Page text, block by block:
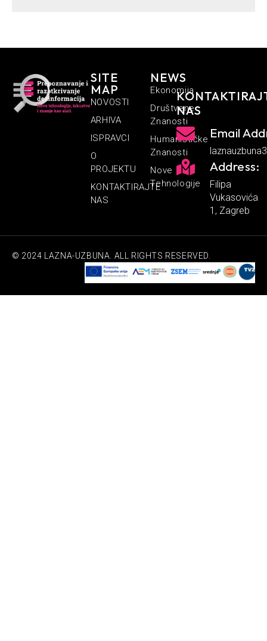
SITE
MAP
NOVOSTI
ARHIVA
ISPRAVCI
O
PROJEKTU
KONTAKTIRAJTE
NAS
NEWS
Ekonomija
Društvene
Znanosti
Humanističke
Znanosti
Nove
Tehnologije
NAS
Email
Address:
Filipa
Vukasovića
1, Zagreb
© 2024 LAZNA-UZBUNA. ALL RIGHTS RESERVED.